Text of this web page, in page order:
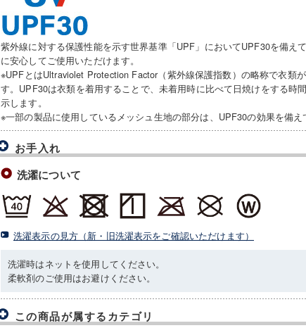
紫外線に対する保護性能を示す世界基準「UPF」においてUPF30を備え
に安心してご使用いただけます。
※UPFとはUltraviolet Protection Factor（紫外線保護指数）の略称で衣類
す。UPF30は衣類を着用することで、未着用時に比べて日焼けをする時
示します。
※一部の製品に使用しているメッシュ生地の部分は、UPF30の効果を備
お手入れ
洗濯について
洗濯表示の見方（新・旧洗濯表示をご確認いただけます）
洗濯時はネットを使用してください。
柔軟剤のご使用はお避けください。
この商品が属するカテゴリ